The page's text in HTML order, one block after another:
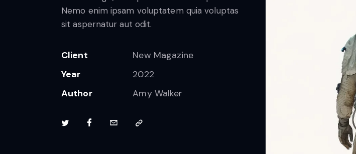
Nemo enim ipsam voluptatem quia voluptas
sit aspernatur aut odit.
Client
New Magazine
Year
2022
Author
Amy Walker